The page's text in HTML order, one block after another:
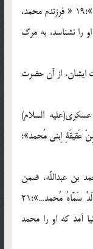
والحُجَّةُ بَعدي مَنْ ماتَ وَلَمْ يعْرِفْهُ مات مِيتةً جاهِليةً…»؛19 « فرزندم محمد،
نشناسد، به مرگ
ايشان، از آن حضرت
عسكري(عليه السلام)
عَقيقَةِ اِبني مُحمد»؛
بن عبداللَّه، ضمن
روايتي نقل كرده است: «…وَ وُلِدَ لَهُ (ابي محمد) وَلَدٌ سَمَّاهُ مُحمد…»؛21
آمد كه او را محمد